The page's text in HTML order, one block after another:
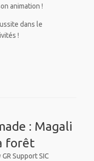
animation !
dans le
!
: Magali
forêt
GR Support SIC